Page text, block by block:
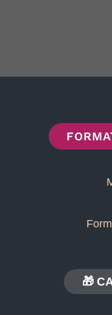
🎁